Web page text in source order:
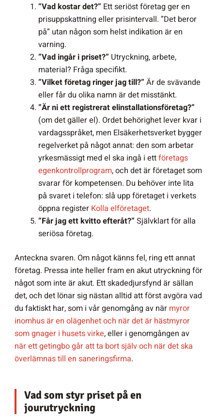
”Vad kostar det?” Ett seriöst företag ger en
prisuppskattning eller prisintervall. ”Det beror
på” utan någon som helst indikation är en
varning.
”Vad ingår i priset?” Utryckning, arbete,
material? Fråga specifikt.
”Vilket företag ringer jag till?” Är de svävande
eller får du olika namn är det misstänkt.
”Är ni ett registrerat elinstallationsföretag?”
(om det gäller el). Ordet behörighet lever kvar i
vardagsspråket, men Elsäkerhetsverket bygger
regelverket på något annat: den som arbetar
yrkesmässigt med el ska ingå i ettföretags
egenkontrollprogram, och det är företaget som
svarar för kompetensen. Du behöver inte lita
på svaret i telefon: slå upp företaget i verkets
öppna register Kolla elföretaget.
”Får jag ett kvitto efteråt?” Självklart för alla
seriösa företag.
Anteckna svaren. Om något känns fel, ring ett annat
företag. Pressa inte heller fram en akut utryckning för
något som inte är akut. Ett skadedjursfynd är sällan
det, och det lönar sig nästan alltid att först avgöra vad
du faktiskt har, som i vår genomgång av när myror
inomhus är en olägenhet och när det är hästmyror
som gnager i husets virke, eller i genomgången av
när ett getingbo går att ta bort själv och när det ska
överlämnas till en saneringsfirma.
Vad som styr priset på en
jourutryckning